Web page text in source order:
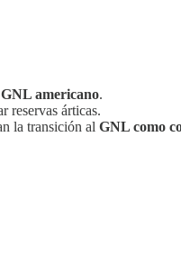
americano.
reservas árticas.
la transición al GNL como